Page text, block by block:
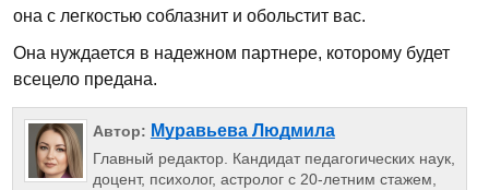
она с легкостью соблазнит и обольстит вас.
Она нуждается в надежном партнере, которому будет
всецело предана.
Автор: Муравьева Людмила
Главный редактор. Кандидат педагогических наук,
доцент, психолог, астролог с 20-летним стажем,